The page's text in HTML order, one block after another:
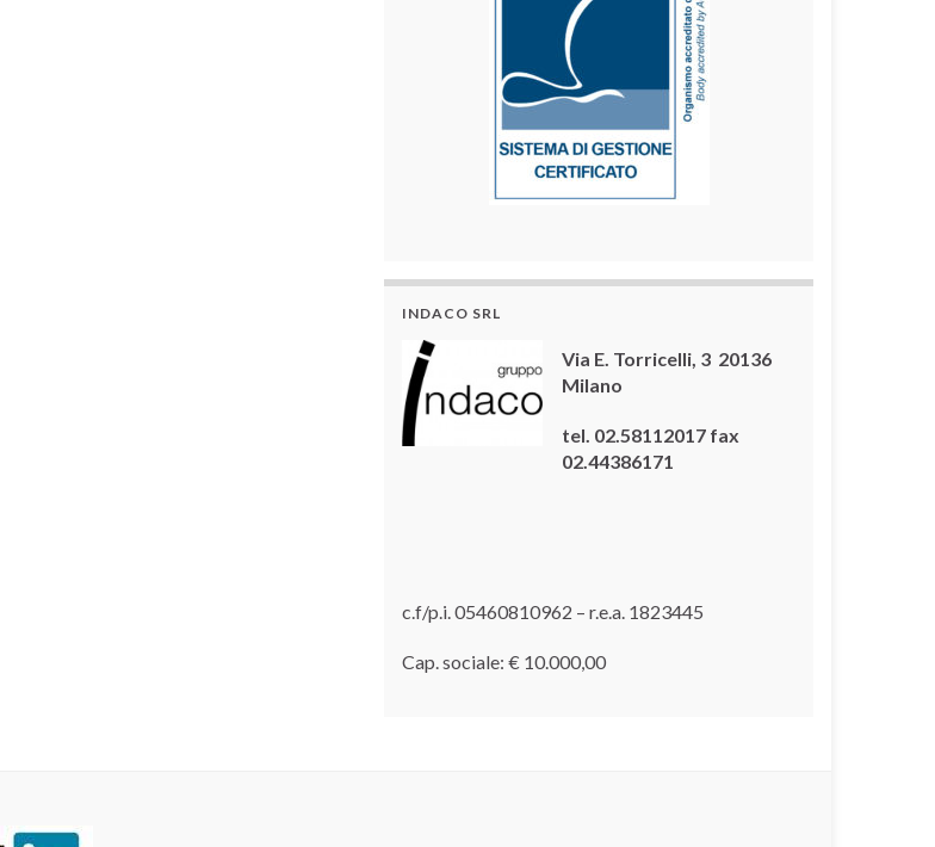
INDACO SRL
Via E. Torricelli, 3 20136
Milano
tel. 02.58112017 fax
02.44386171
c.f/p.i. 05460810962 – r.e.a. 1823445
Cap. sociale: € 10.000,00